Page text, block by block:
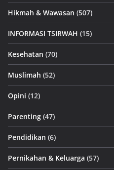
Hikmah & Wawasan (507)
INFORMASI TSIRWAH (15)
Kesehatan (70)
Muslimah (52)
Opini (12)
Parenting (47)
Pendidikan (6)
Pernikahan & Keluarga (57)